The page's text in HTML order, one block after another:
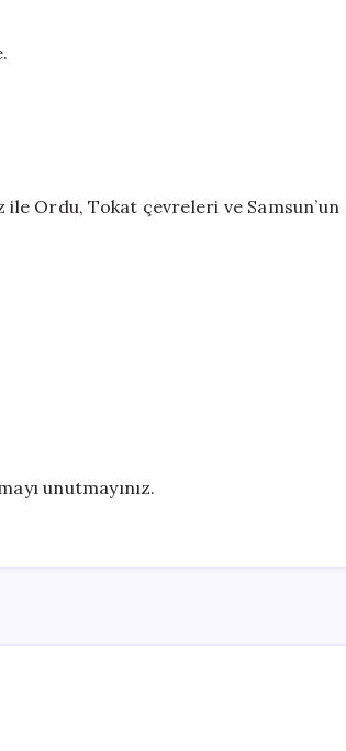
Ordu, Tokat çevreleri ve Samsun’un
unutmayınız.